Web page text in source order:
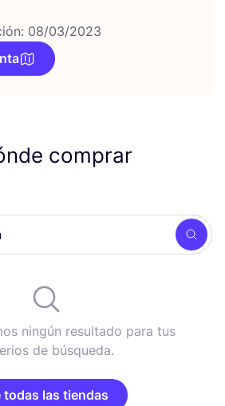
08/03/2023
comprar
ningún resultado para tus
de búsqueda.
todas las tiendas